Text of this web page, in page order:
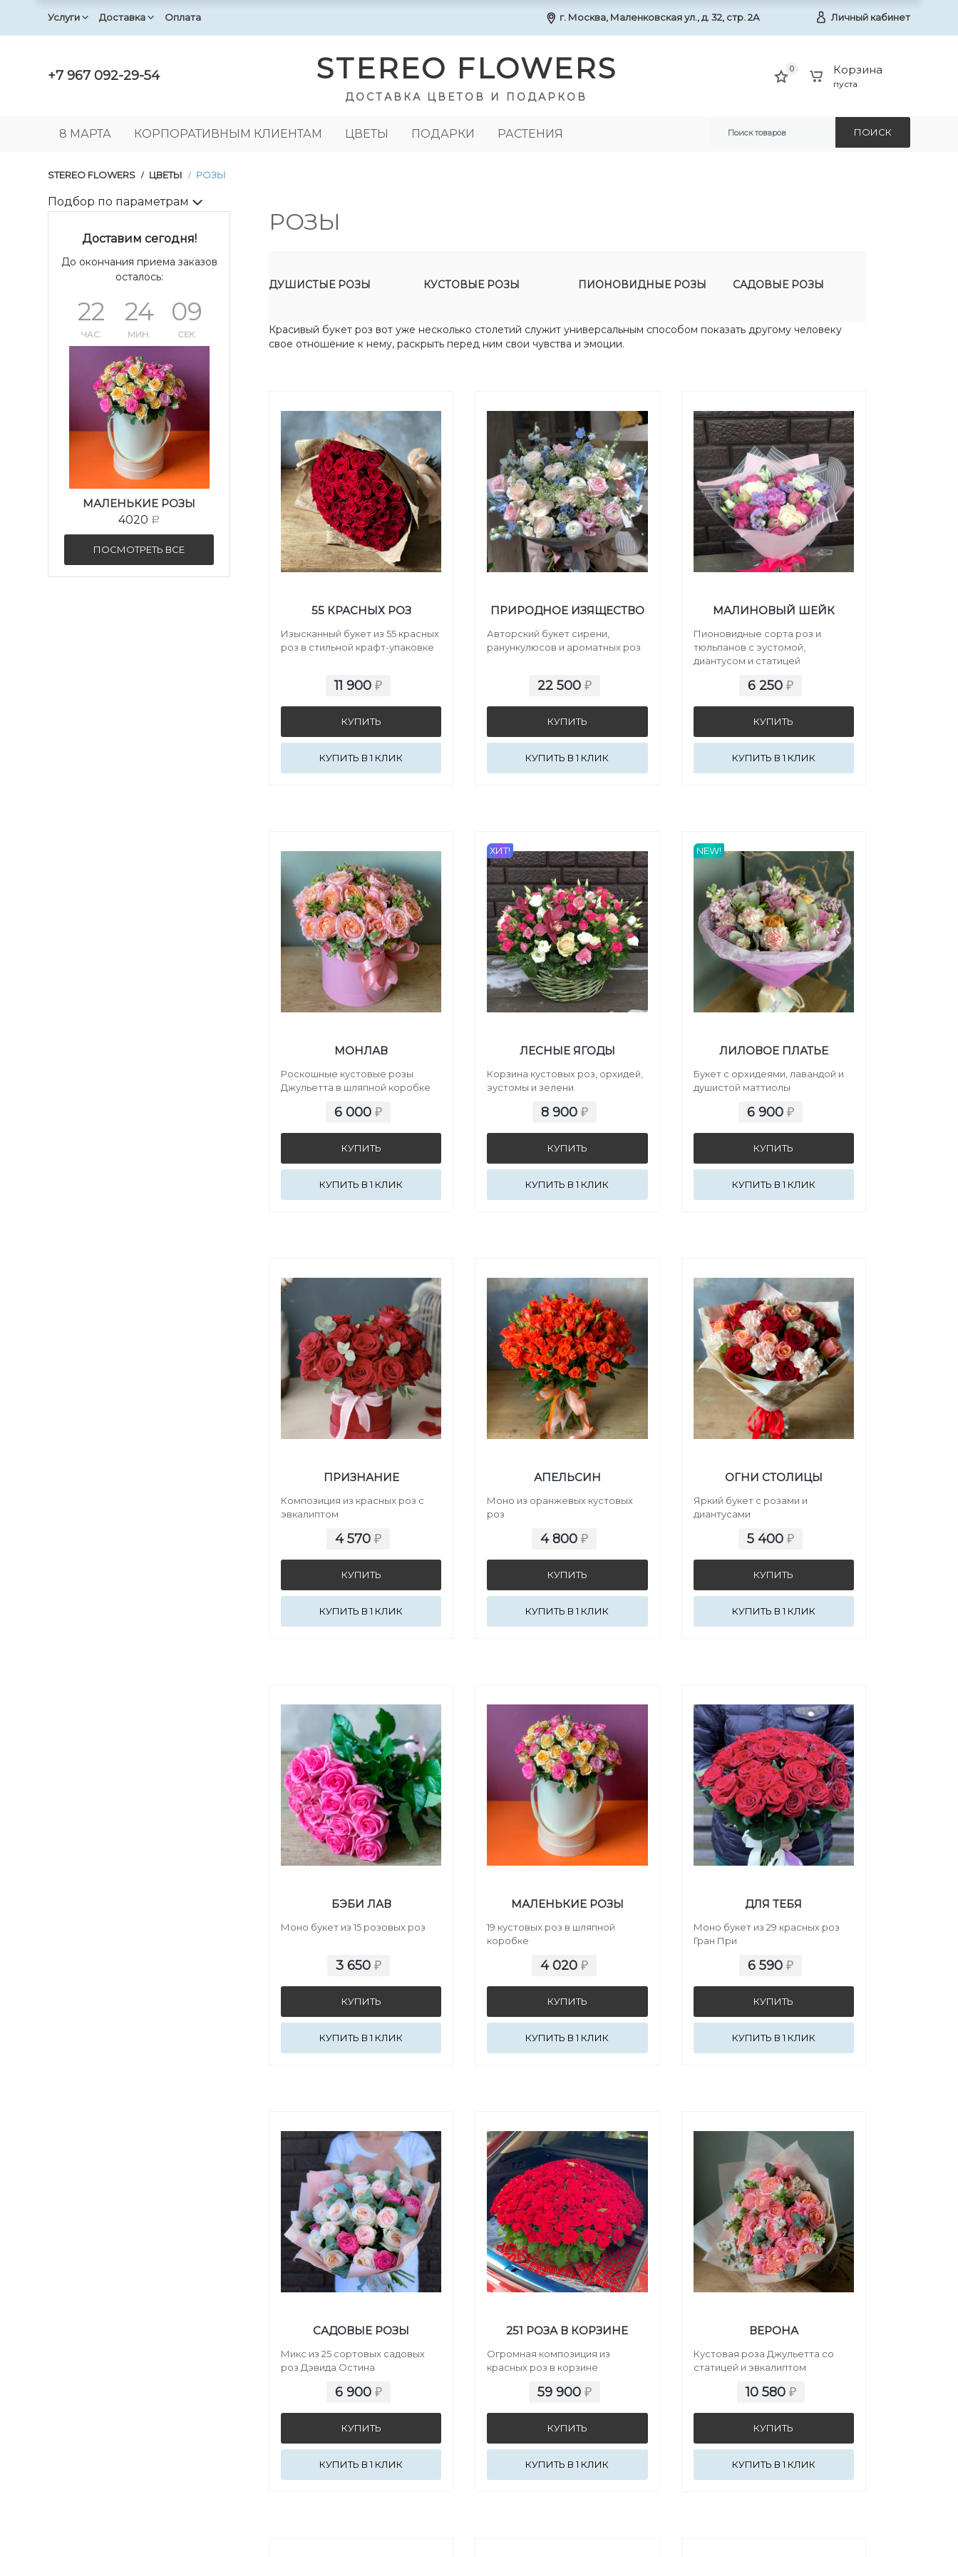
Услуги Доставка Оплата г. Москва, Маленковская ул., д. 32, стр. 2А Личный кабинет
+7 967 092-29-54 STEREO FLOWERS
ДОСТАВКА ЦВЕТОВ И ПОДАРКОВ
0 Корзина
пуста
8 МАРТА КОРПОРАТИВНЫМ КЛИЕНТАМ ЦВЕТЫ ПОДАРКИ РАСТЕНИЯ ПОИСК
STEREO FLOWERS / ЦВЕТЫ / РОЗЫ
Подбор по параметрам
Доставим сегодня!
До окончания приема заказов
осталось:
22
ЧАС.
24
МИН.
08
СЕК.
МАЛЕНЬКИЕ РОЗЫ
4020 Р
ПОСМОТРЕТЬ ВСЕ
РОЗЫ
ДУШИСТЫЕ РОЗЫ КУСТОВЫЕ РОЗЫ ПИОНОВИДНЫЕ РОЗЫ САДОВЫЕ РОЗЫ
Красивый букет роз вот уже несколько столетий служит универсальным способом показать другому человеку
свое отношение к нему, раскрыть перед ним свои чувства и эмоции.
55 КРАСНЫХ РОЗ
Изысканный букет из 55 красных
роз в стильной крафт-упаковке
11 900₽
КУПИТЬ В 1 КЛИК
ПРИРОДНОЕ ИЗЯЩЕСТВО
Авторский букет сирени,
ранункулюсов и ароматных роз
22 500 ₽
КУПИТЬ В 1 КЛИК
МАЛИНОВЫЙ ШЕЙК
Пионовидные сорта роз и
тюльпанов с эустомой,
диантусом и статицей
6 250₽
КУПИТЬ В 1 КЛИК
МОНЛАВ
Роскошные кустовые розы
Джульетта в шляпной коробке
6 000₽
КУПИТЬ В 1 КЛИК
ЛЕСНЫЕ ЯГОДЫ
Корзина кустовых роз, орхидей,
эустомы и зелени
8 900 ₽
КУПИТЬ В 1 КЛИК
ХИТ!
ЛИЛОВОЕ ПЛАТЬЕ
Букет с орхидеями, лавандой и
душистой маттиолы
6 900₽
КУПИТЬ В 1 КЛИК
NEW!
ПРИЗНАНИЕ
Композиция из красных роз с
эвкалиптом
4 570₽
КУПИТЬ В 1 КЛИК
АПЕЛЬСИН
Моно из оранжевых кустовых
роз
4 800₽
КУПИТЬ В 1 КЛИК
ОГНИ СТОЛИЦЫ
Яркий букет с розами и
диантусами
5 400₽
КУПИТЬ В 1 КЛИК
БЭБИ ЛАВ
Моно букет из 15 розовых роз
3 650 ₽
КУПИТЬ В 1 КЛИК
МАЛЕНЬКИЕ РОЗЫ
19 кустовых роз в шляпной
коробке
4 020₽
КУПИТЬ В 1 КЛИК
ДЛЯ ТЕБЯ
Моно букет из 29 красных роз
Гран При
6 590₽
КУПИТЬ В 1 КЛИК
САДОВЫЕ РОЗЫ
Микс из 25 сортовых садовых
роз Дэвида Остина
6 900 ₽
КУПИТЬ В 1 КЛИК
251 РОЗА В КОРЗИНЕ
Огромная композиция из
красных роз в корзине
59 900 ₽
КУПИТЬ В 1 КЛИК
ВЕРОНА
Кустовая роза Джульетта со
статицей и эвкалиптом
10 580 ₽
КУПИТЬ В 1 КЛИК